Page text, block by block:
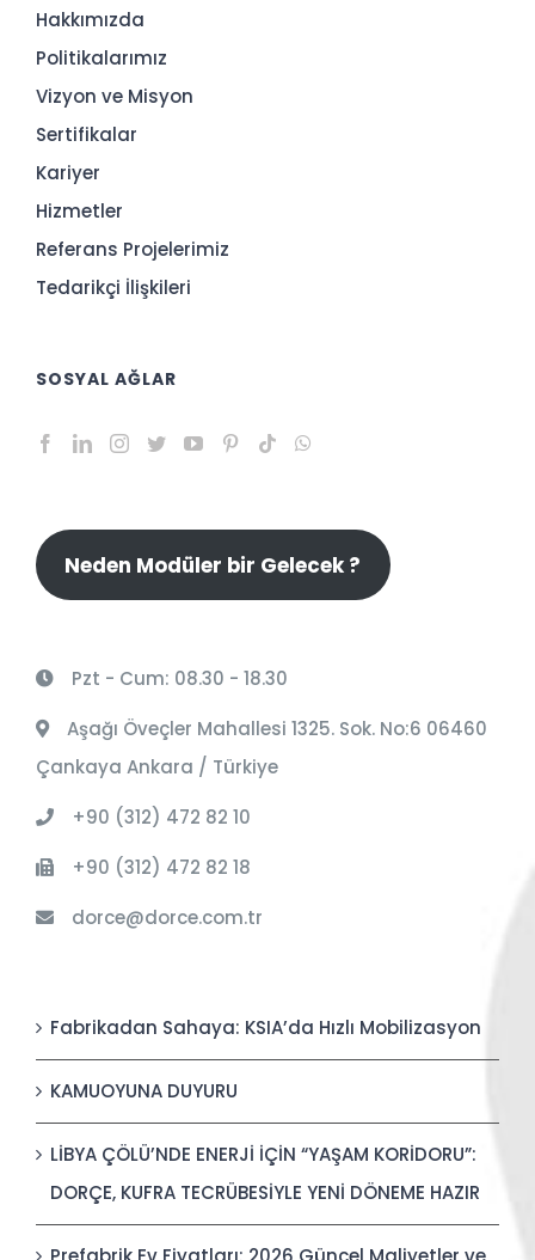
Hakkımızda
Politikalarımız
Vizyon ve Misyon
Sertifikalar
Kariyer
Hizmetler
Referans Projelerimiz
Tedarikçi İlişkileri
SOSYAL AĞLAR
Neden Modüler bir Gelecek ?
Pzt - Cum: 08.30 - 18.30
Aşağı Öveçler Mahallesi 1325. Sok. No:6 06460
Çankaya Ankara / Türkiye
+90 (312) 472 82 10
+90 (312) 472 82 18
dorce@dorce.com.tr
Fabrikadan Sahaya: KSIA’da Hızlı Mobilizasyon
KAMUOYUNA DUYURU
LİBYA ÇÖLÜ’NDE ENERJİ İÇİN “YAŞAM KORİDORU”:
DORÇE, KUFRA TECRÜBESİYLE YENİ DÖNEME HAZIR